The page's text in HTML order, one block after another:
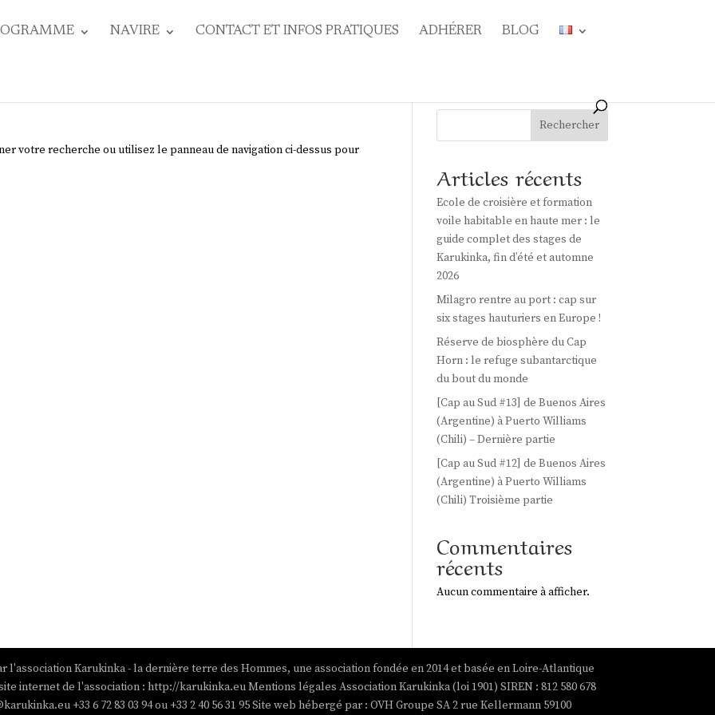
NAVIRE CONTACT ET INFOS PRATIQUES ADHÉRER BLOG
votre recherche ou utilisez le panneau de navigation ci-dessus pour
Rechercher
Articles récents
Ecole de croisière et formation
voile habitable en haute mer : le
guide complet des stages de
Karukinka, fin d’été et automne
2026
Milagro rentre au port : cap sur
six stages hauturiers en Europe !
Réserve de biosphère du Cap
Horn : le refuge subantarctique
du bout du monde
[Cap au Sud #13] de Buenos Aires
(Argentine) à Puerto Williams
(Chili) – Dernière partie
[Cap au Sud #12] de Buenos Aires
(Argentine) à Puerto Williams
(Chili) Troisième partie
Commentaires
récents
Aucun commentaire à afficher.
Karukinka - la dernière terre des Hommes, une association fondée en 2014 et basée en Loire-Atlantique
internet de l'association : http://karukinka.eu Mentions légales Association Karukinka (loi 1901) SIREN : 812 580 678
+33 6 72 83 03 94 ou +33 2 40 56 31 95 Site web hébergé par : OVH Groupe SA 2 rue Kellermann 59100